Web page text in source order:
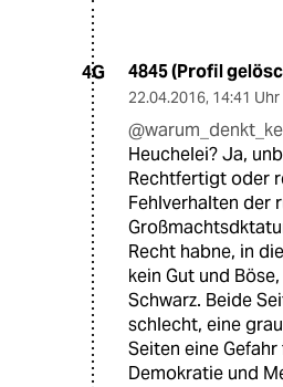
4G 4845 (Profil
22.04.2016, 14:41 Uhr
Heuchelei? Ja,
Rechtfertigt oder
Fehlverhalten der
Recht habne, in
kein Gut und
Schwarz. Beide
schlecht, eine
Seiten eine
Demokratie und